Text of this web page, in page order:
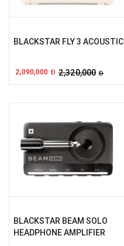
BLACKSTAR FLY 3 ACOUSTIC
2,090,000 Đ 2,320,000 Đ
BLACKSTAR BEAM SOLO
HEADPHONE AMPLIFIER